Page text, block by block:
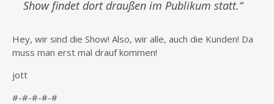
Show findet dort draußen im Publikum statt.“
Hey, wir sind die Show! Also, wir alle, auch die Kunden! Da
muss man erst mal drauf kommen!
jott
#-#-#-#-#